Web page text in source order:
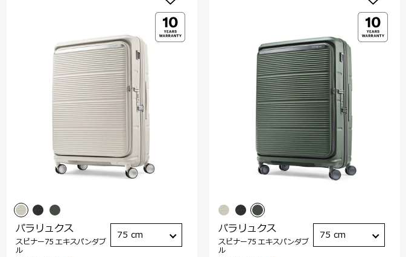
パラリュクス
スピナー75 エキスパンダブ
ル
75 cm パラリュクス
スピナー75 エキスパンダブ
ル
75 cm